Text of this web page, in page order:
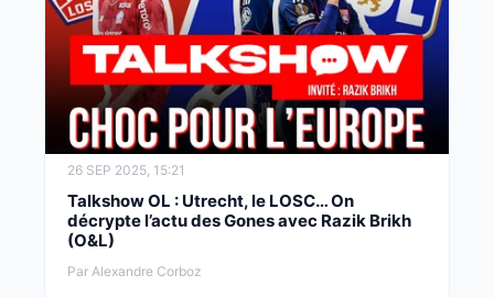
26 SEP 2025, 15:21
Talkshow OL : Utrecht, le LOSC… On
décrypte l’actu des Gones avec Razik Brikh
(O&L)
Par Alexandre Corboz